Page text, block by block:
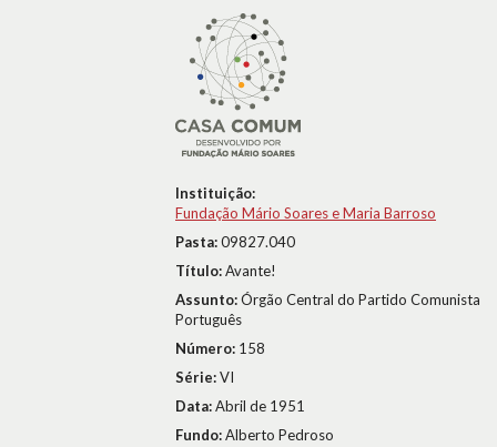
Instituição:
Fundação Mário Soares e Maria Barroso
Pasta:09827.040
Título:Avante!
Assunto:Órgão Central do Partido Comunista
Português
Número: 158
Série:VI
Data:Abril de 1951
Fundo:Alberto Pedroso